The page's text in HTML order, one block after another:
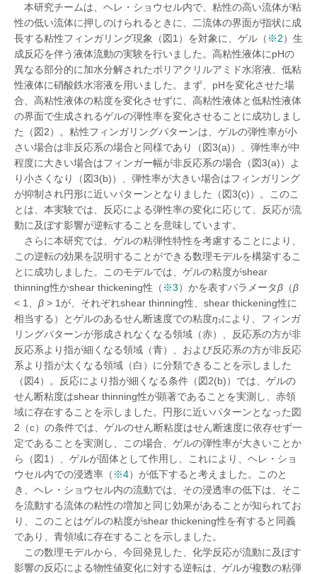
本研究チームは、ヘレ・ショウセル内で、粘性の高い流体が粘
性の低い流体に押しのけられるときに、二流体の界面が指状に成
長する粘性フィンガリング現象（図1）を対象に、ゲル（ ※2）生
成反応を伴う液体流動の実験を行いました。高粘性液体にpHの
異なる部分的に加水分解されたポリアクリルアミド水溶液、低粘
性液体に硝酸鉄水溶液を用いました。まず、pHを変化させた場
合、高粘性液体の粘度を変化させずに、高粘性液体と低粘性液体
の界面で生成されるゲルの弾性率を変化させることに成功しまし
た（図2）。粘性フィンガリングパターンは、ゲルの弾性率が小
さい場合は非反応系の場合と同様であり（図3(a)）、弾性率が中
程度に大きい場合はフィンガー幅が非反応系の場合（図3(a)）よ
り小さくなり（図3(b)）、弾性率が大きい場合はフィンガリング
が抑制され円形に近いパターンとなりました（図3(c)）。このこ
とは、本実験では、反応による弾性率の変化に応じて、反応が流
動に及ぼす影響が逆転することを意味しています。
さらに本研究では、ゲルの粘弾性特性を考慮することにより、
この逆転の効果を説明することができる数理モデルを構築するこ
とに成功しました。このモデルでは、ゲルの粘度がshear
thinning性かshear thickening性（ ※3）かを表すパラメータβ （β
< 1、 β > 1が、それぞれshear thinning性、shear thickening性に
相当する）とゲルのあるせん断速度での粘度η₂により、フィンガ
リングパターンが形成されなくなる領域（赤）、反応系の方が非
反応系より指が細くなる領域（青）、および反応系の方が非反応
系より指が太くなる領域（白）に分類できることを示しました
（図4）。反応により指が細くなる条件（図2(b)）では、ゲルの
せん断粘度はshear thinning性が顕著であることを実測し、赤領
域に存在することを示しました。円形に近いパターンとなった図
2（c）の条件では、ゲルのせん断粘度はせん断速度に依存せず一
定であることを実測し、この場合、ゲルの弾性率が大きいことか
ら（図1）、ゲルが固体として作用し、これにより、ヘレ・ショ
ウセル内での浸透率（ ※4）が低下すると考えました。このと
き、ヘレ・ショウセル内の流動では、その浸透率の低下は、そこ
を流動する流体の粘性の増加と同じ効果があることが知られてお
り、このことはゲルの粘度がshear thickening性を有すると同義
であり、青領域に存在することを示しました。
この数理モデルから、今回発見した、化学反応が流動に及ぼす
影響の反応による物性値変化に対する逆転は、ゲルが複数の粘弾